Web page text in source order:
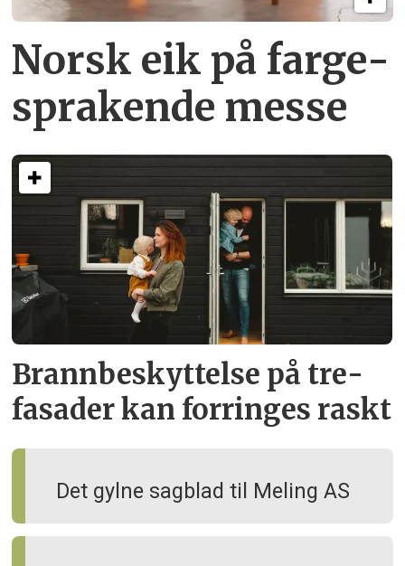
Norsk eik på farge­
sprakende messe
Brann­beskyttelse på tre­
fasader kan forringes raskt
Det gylne sagblad til Meling AS